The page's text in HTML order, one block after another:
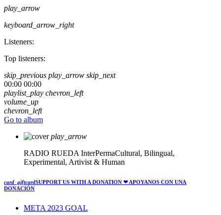
play_arrow
keyboard_arrow_right
Listeners:
Top listeners:
skip_previous play_arrow skip_next
00:00 00:00
playlist_play chevron_left
volume_up
chevron_left
Go to album
play_arrow
RADIO RUEDA InterPermaCultural, Bilingual,
Experimental, Artivist & Human
card_giftcardSUPPORT US WITH A DONATION ❤ APOYANOS CON UNA
DONACIÓN
META 2023 GOAL